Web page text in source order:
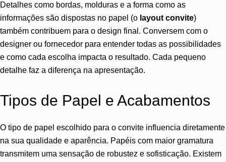
Detalhes como bordas, molduras e a forma como as
informações são dispostas no papel (o layout convite)
também contribuem para o design final. Conversem com o
designer ou fornecedor para entender todas as possibilidades
e como cada escolha impacta o resultado. Cada pequeno
detalhe faz a diferença na apresentação.
Tipos de Papel e Acabamentos
O tipo de papel escolhido para o convite influencia diretamente
na sua qualidade e aparência. Papéis com maior gramatura
transmitem uma sensação de robustez e sofisticação. Existem